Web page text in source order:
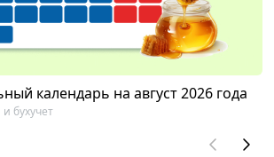
календарь на август 2026 года
бухучет